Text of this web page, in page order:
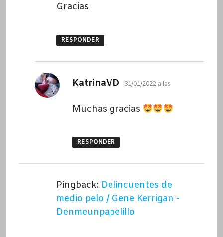
Gracias
RESPONDER
KatrinaVD dice:
31/01/2022 a las
Muchas gracias
RESPONDER
Pingback: Delincuentes de
medio pelo / Gene Kerrigan -
Denmeunpapelillo